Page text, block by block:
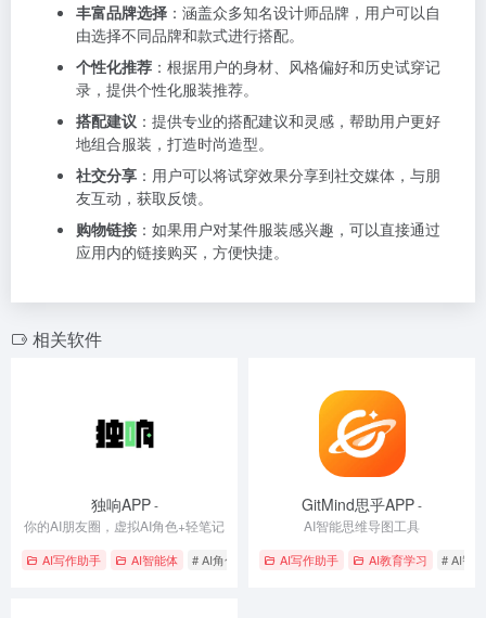
丰富品牌选择 ：涵盖众多知名设计师品牌，用户可以自
由选择不同品牌和款式进行搭配。
个性化推荐 ：根据用户的身材、风格偏好和历史试穿记
录，提供个性化服装推荐。
搭配建议 ：提供专业的搭配建议和灵感，帮助用户更好
地组合服装，打造时尚造型。
社交分享 ：用户可以将试穿效果分享到社交媒体，与朋
友互动，获取反馈。
购物链接 ：如果用户对某件服装感兴趣，可以直接通过
应用内的链接购买，方便快捷。
相关软件
独响APP-
你的AI朋友圈，虚拟AI角色+轻笔记
AI写作助手 AI智能体 # AI角色互动 # 创意写作与图像生成 # 智能陪伴
GitMind思乎APP-
AI智能思维导图工具
AI写作助手 AI教育学习 # AI智